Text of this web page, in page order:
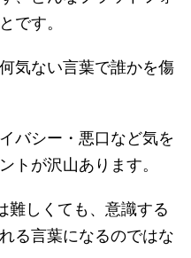
です。
気ない言葉で誰かを傷
バシー・悪口など気を
トが沢山あります。
難しくても、意識する
る言葉になるのではな